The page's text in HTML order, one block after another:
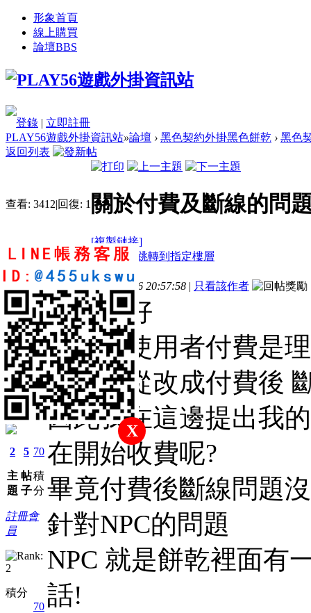
形象首頁
線上購買
論壇BBS
登錄 | 立即註冊
PLAY56遊戲外掛資訊站»論壇 › 黑色契約外掛黑色餅乾 › 黑色
返回列表
查看: 3412|回復: 1 關於付費及斷線的問
[複製鏈接]
john0214
2
主
題
5
帖
子
70
積
分
註冊會
員
積分
70
電梯直達
樓主
發表於 2017-3-16 20:57:58 | 只看該作者
版主你好
我覺得使用者付費是
但是自從改成付費後
因此我在這邊提出我
在開始收費呢?
畢竟付費後斷線問題
針對NPC的問題
NPC 就是餅乾裡面有
話!
X